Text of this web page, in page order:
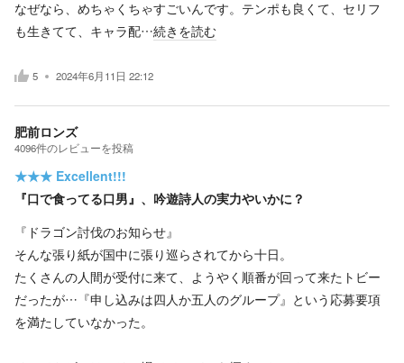
なぜなら、めちゃくちゃすごいんです。テンポも良くて、セリフ
も生きてて、キャラ配…続きを読む
5 2024年6月11日 22:12
肥前ロンズ
4096件のレビューを投稿
★★★ Excellent!!!
『口で食ってる口男』、吟遊詩人の実力やいかに？
『ドラゴン討伐のお知らせ』
そんな張り紙が国中に張り巡らされてから十日。
たくさんの人間が受付に来て、ようやく順番が回って来たトビー
だったが…『申し込みは四人か五人のグループ』という応募要項
を満たしていなかった。